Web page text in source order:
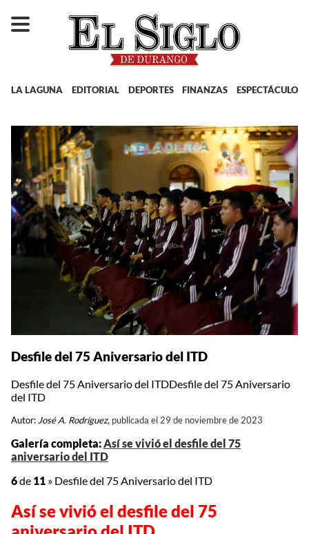
LA LAGUNA EDITORIAL DEPORTES FINANZAS ESPECTÁCULOS
Desfile del 75 Aniversario del ITD
Desfile del 75 Aniversario del ITDDesfile del 75 Aniversario
del ITD
Autor: José A. Rodríguez, publicada el 29 de noviembre de 2023
Galería completa:Así se vivió el desfile del 75
aniversario del ITD
6de 11 » Desfile del 75 Aniversario del ITD
Así se vivió el desfile del 75